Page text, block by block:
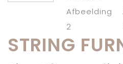
STRING